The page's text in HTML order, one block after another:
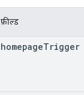
फ़ील्ड
homepageTrigger